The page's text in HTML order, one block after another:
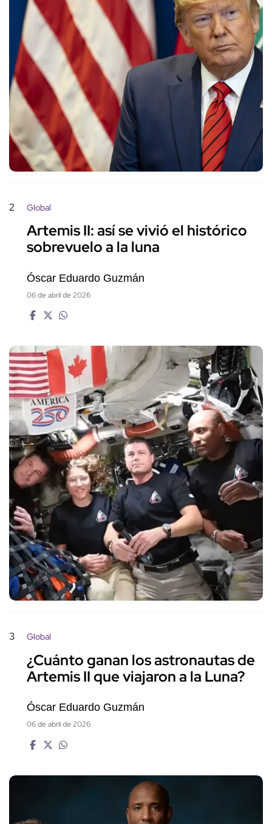
2 Global
Artemis II: así se vivió el histórico
sobrevuelo a la luna
Óscar Eduardo Guzmán
06 de abril de 2026
3 Global
¿Cuánto ganan los astronautas de
Artemis II que viajaron a la Luna?
Óscar Eduardo Guzmán
06 de abril de 2026